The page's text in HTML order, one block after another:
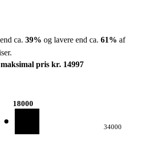
ca. 39% og lavere end ca. 61% af
pris kr. 14997
18000
34000